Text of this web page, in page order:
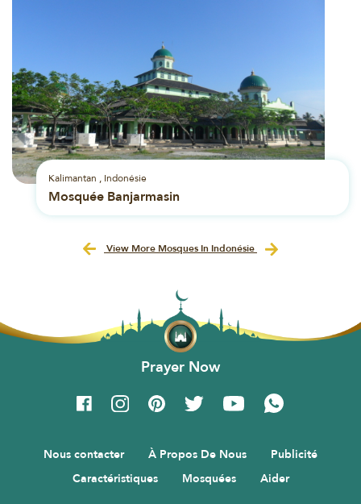
Kalimantan , Indonésie
Mosquée Banjarmasin
View More Mosques In Indonésie
Prayer Now
Nous contacter À Propos De Nous
Publicité
Caractéristiques
Mosquées Aider